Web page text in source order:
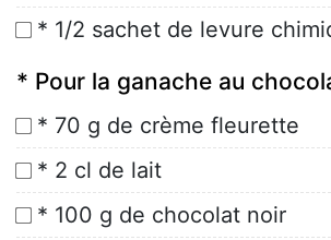
* 1/2 sachet de levure
* Pour la ganache au
* 70 g de crème fleurette
* 2 cl de lait
* 100 g de chocolat noir